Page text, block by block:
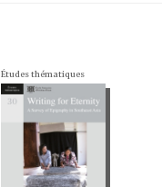
Études thématiques